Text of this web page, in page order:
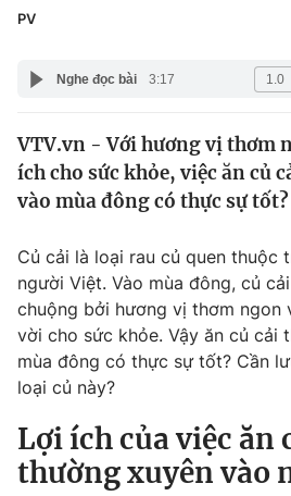
Pháp luật
Thế giới
Thế giới đó đây
Câu chuyện quốc tế
Kinh tế
Tài chính
Thị trường
Góc doanh nghiệp
Dữ liệu và đời sống
Truyền hình
Phim VTV
Hậu trường
Giải trí
Công nghệ
PV
Nghe đọc bài 3:17
VTV.vn - Với hương vị thơm
ích cho sức khỏe, việc ăn củ
vào mùa đông có thực sự tốt?
Củ cải là loại rau củ quen thuộc
người Việt. Vào mùa đông, củ
chuộng bởi hương vị thơm ngon
vời cho sức khỏe. Vậy ăn củ cải
mùa đông có thực sự tốt? Cần
loại củ này?
Lợi ích của việc ăn
thường xuyên vào